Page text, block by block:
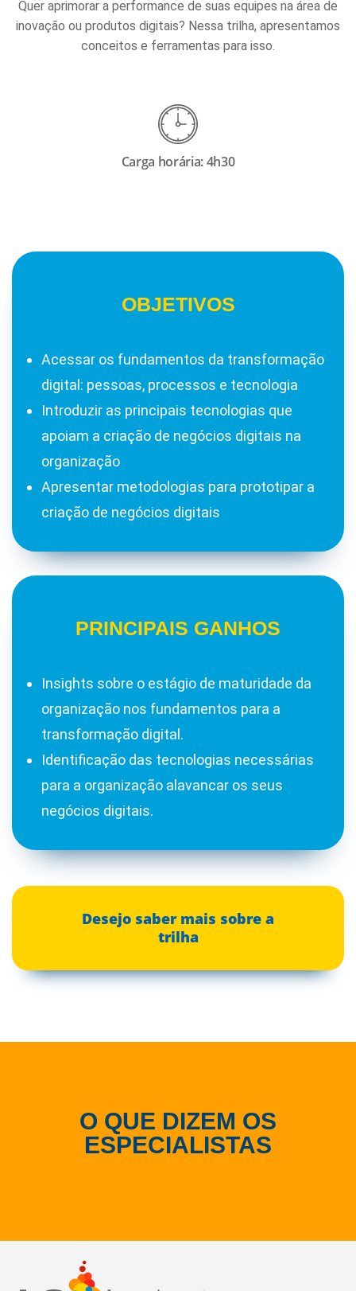
Quer aprimorar a performance de suas equipes na área de
inovação ou produtos digitais? Nessa trilha, apresentamos
conceitos e ferramentas para isso.
Carga horária: 4h30
OBJETIVOS
Acessar os fundamentos da transformação
digital: pessoas, processos e tecnologia
Introduzir as principais tecnologias que
apoiam a criação de negócios digitais na
organização
Apresentar metodologias para prototipar a
criação de negócios digitais
PRINCIPAIS GANHOS
Insights sobre o estágio de maturidade da
organização nos fundamentos para a
transformação digital.
Identificação das tecnologias necessárias
para a organização alavancar os seus
negócios digitais.
Desejo saber mais sobre a
trilha
O QUE DIZEM OS
ESPECIALISTAS